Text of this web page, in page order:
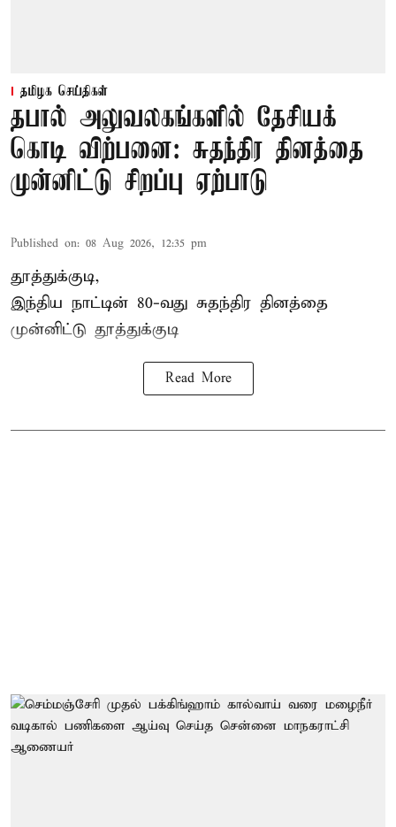
தமிழக செய்திகள்
தபால் அலுவலகங்களில் தேசியக்
கொடி விற்பனை: சுதந்திர தினத்தை
முன்னிட்டு சிறப்பு ஏற்பாடு
Published on: 08 Aug 2026, 12:35 pm
தூத்துக்குடி,
இந்திய நாட்டின் 80-வது சுதந்திர தினத்தை
முன்னிட்டு தூத்துக்குடி
Read More